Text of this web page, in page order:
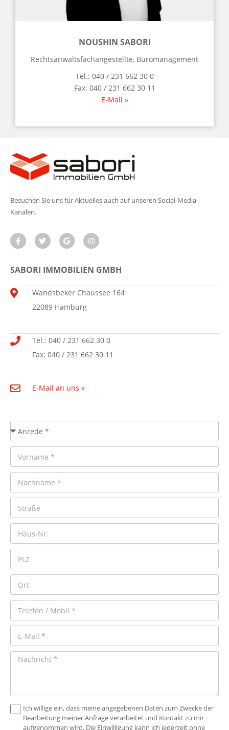
NOUSHIN SABORI
Rechtsanwaltsfachangestellte, Büromanagement
Tel.: 040 / 231 662 30 0
Fax: 040 / 231 662 30 11
E-Mail »
Besuchen Sie uns für Aktuelles auch auf unseren Social-Media-
Kanälen.
SABORI IMMOBILIEN GMBH
Wandsbeker Chaussee 164
22089 Hamburg
Tel.: 040 / 231 662 30 0
Fax: 040 / 231 662 30 11
E-Mail an uns »
Ich willige ein, dass meine angegebenen Daten zum Zwecke der
Bearbeitung meiner Anfrage verarbeitet und Kontakt zu mir
aufgenommen wird. Die Einwilligung kann ich jederzeit ohne